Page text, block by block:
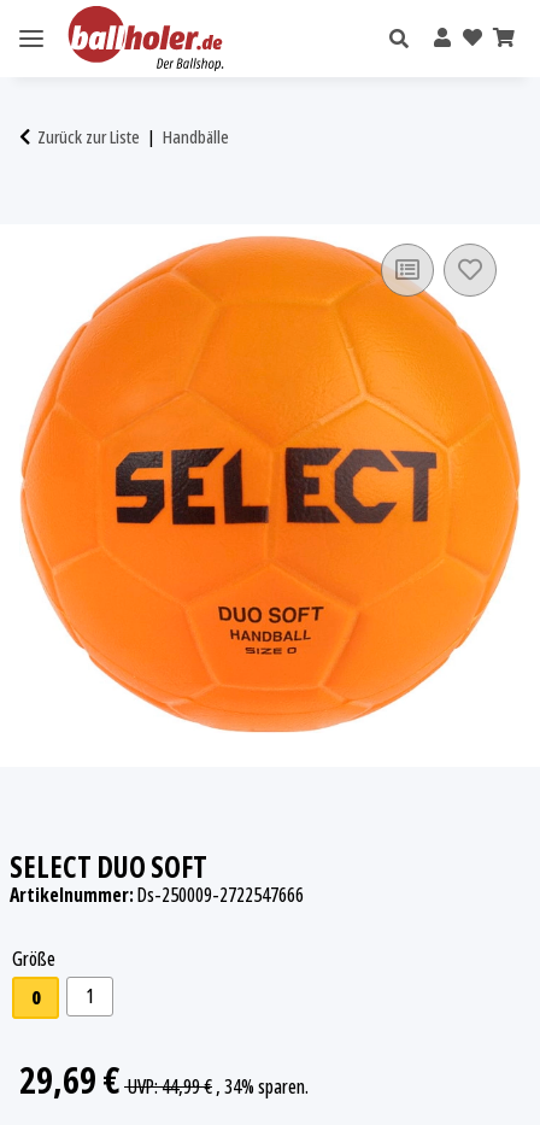
Zurück zur Liste Handbälle
SELECT DUO SOFT
Artikelnummer:Ds-250009-2722547666
Größe
0
1
29,69 €UVP:44,99 €, 34%sparen.